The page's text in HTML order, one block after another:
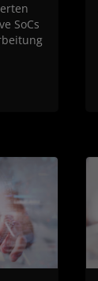
SoCs